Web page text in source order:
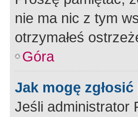
nie ma nic z tym
otrzymałeś
Góra
Jak mogę
Jeśli administrator